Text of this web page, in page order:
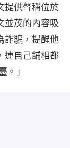
提供聲稱位於
並茂的內容吸
詐騙，提醒他
連自己舖相都
。」